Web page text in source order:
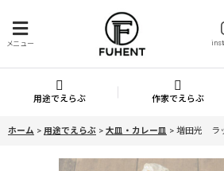
メニュー
用途でえらぶ 作家でえらぶ
ホーム > 用途でえらぶ > 大皿・カレー皿 > 増田光 ラ